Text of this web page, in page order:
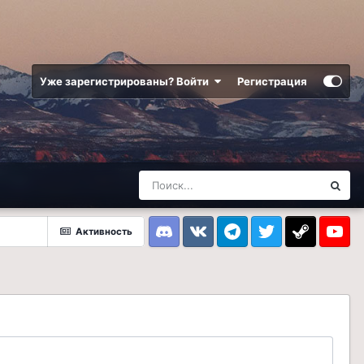
Уже зарегистрированы? Войти Регистрация
Активность
DiscordVK TelegramTwitter Steam